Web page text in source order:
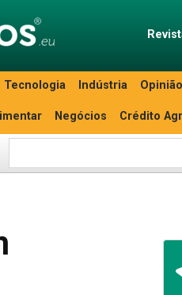
Tecnologia Indústria Opinião
Negócios Crédito